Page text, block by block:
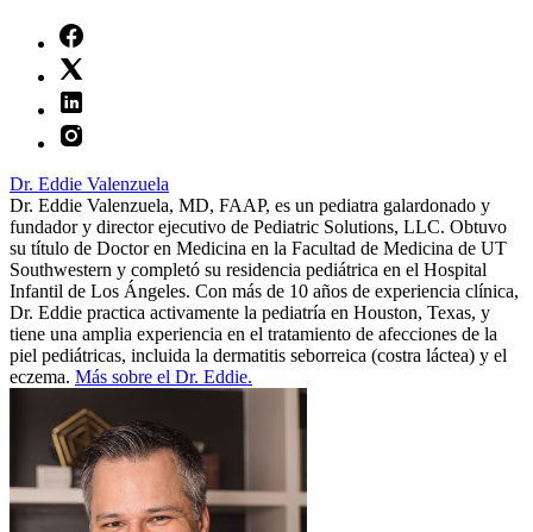
Dr. Eddie Valenzuela
Dr. Eddie Valenzuela, MD, FAAP, es un pediatra galardonado y
fundador y director ejecutivo de Pediatric Solutions, LLC. Obtuvo
su título de Doctor en Medicina en la Facultad de Medicina de UT
Southwestern y completó su residencia pediátrica en el Hospital
Infantil de Los Ángeles. Con más de 10 años de experiencia clínica,
Dr. Eddie practica activamente la pediatría en Houston, Texas, y
tiene una amplia experiencia en el tratamiento de afecciones de la
piel pediátricas, incluida la dermatitis seborreica (costra láctea) y el
eczema. Más sobre el Dr. Eddie.